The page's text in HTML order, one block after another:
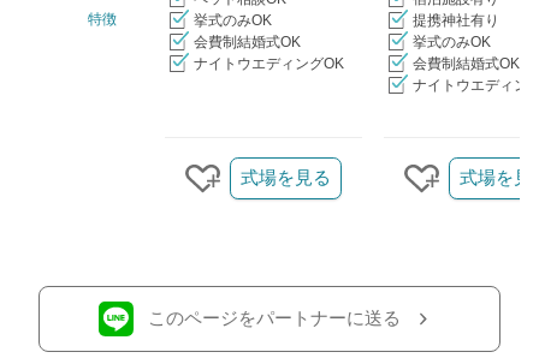
特徴
挙式のみOK
会費制結婚式OK
ナイトウエディングOK
提携神社有り
挙式のみOK
会費制結婚式OK
ナイトウエディン
クリップする
式場を見る
クリップす
式場を見
このページをパートナーに送る